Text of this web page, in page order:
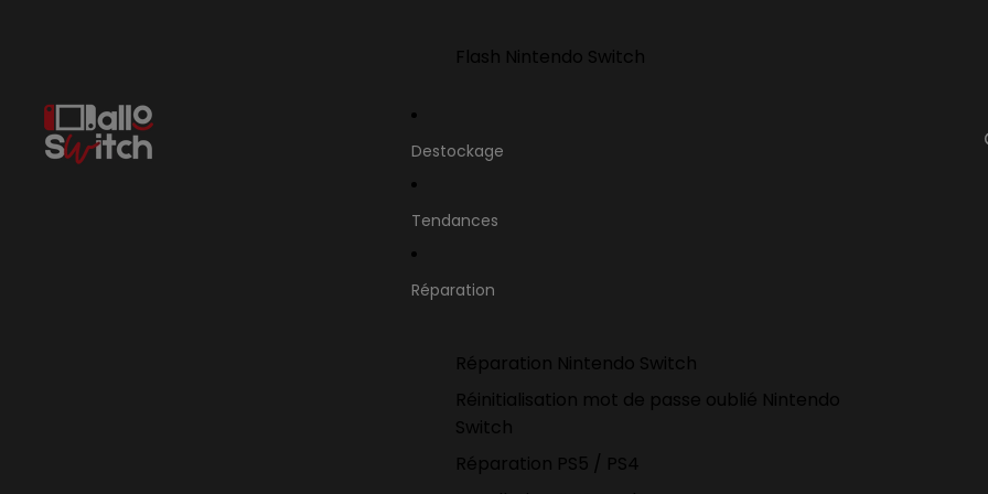
Flash Nintendo Switch
Destockage
Tendances
Réparation
Réparation Nintendo Switch
Réinitialisation mot de passe oublié Nintendo
Switch
Réparation PS5 / PS4